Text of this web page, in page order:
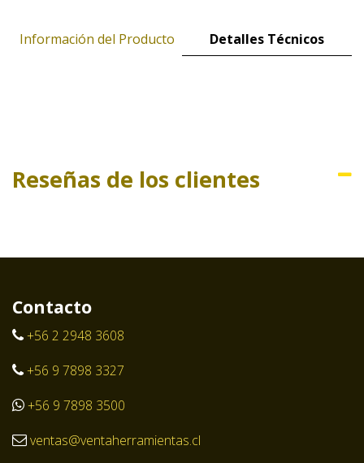
Información del Producto Detalles Técnicos
Reseñas de los clientes
Contacto
+56 2 2948 3608
+56 9 7898 3327
+56 9 7898 3500
ventas@ventaherramientas.cl